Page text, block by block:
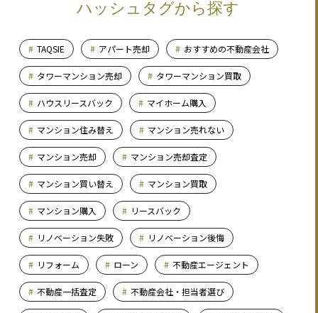
ハッシュタグから探す
TAQSIE アパート売却 おすすめの不動産会社
タワーマンション売却 タワーマンション買取
ハウスリースバック マイホーム購入
マンション住み替え マンション売れない
マンション売却 マンション売却査定
マンション買い替え マンション買取
マンション購入 リースバック
リノベーション失敗 リノベーション後悔
リフォーム ローン 不動産エージェント
不動産一括査定 不動産会社・担当者選び